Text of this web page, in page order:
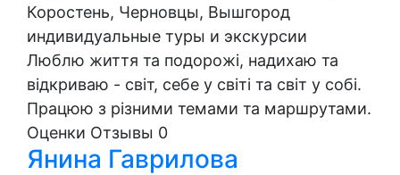
Коростень, Черновцы, Вышгород
индивидуальные туры и экскурсии
Люблю життя та подорожі, надихаю та
відкриваю - світ, себе у світі та світ у собі.
Працюю з різними темами та маршрутами.
Оценки Отзывы 0
Янина Гаврилова